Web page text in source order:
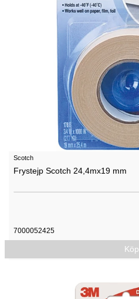
Scotch
Frystejp Scotch 24,4mx19 mm
7000052425
Köp